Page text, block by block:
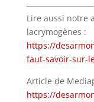
Lire aussi notre
lacrymogènes :
https://
faut-savoir-sur-
Article de
https://